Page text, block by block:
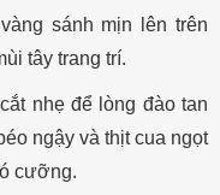
sánh mịn lên trên
tây trang trí.
nhẹ để lòng đào tan
ngậy và thịt cua ngọt
cưỡng.